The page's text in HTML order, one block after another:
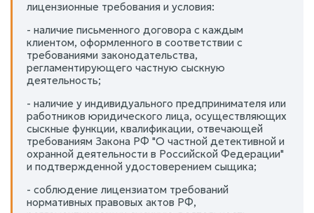
лицензионные требования и условия:
- наличие письменного договора с каждым
клиентом, оформленного в соответствии с
требованиями законодательства,
регламентирующего частную сыскную
деятельность;
- наличие у индивидуального предпринимателя или
работников юридического лица, осуществляющих
сыскные функции, квалификации, отвечающей
требованиям Закона РФ "О частной детективной и
охранной деятельности в Российской Федерации"
и подтвержденной удостоверением сыщика;
- соблюдение лицензиатом требований
нормативных правовых актов РФ,